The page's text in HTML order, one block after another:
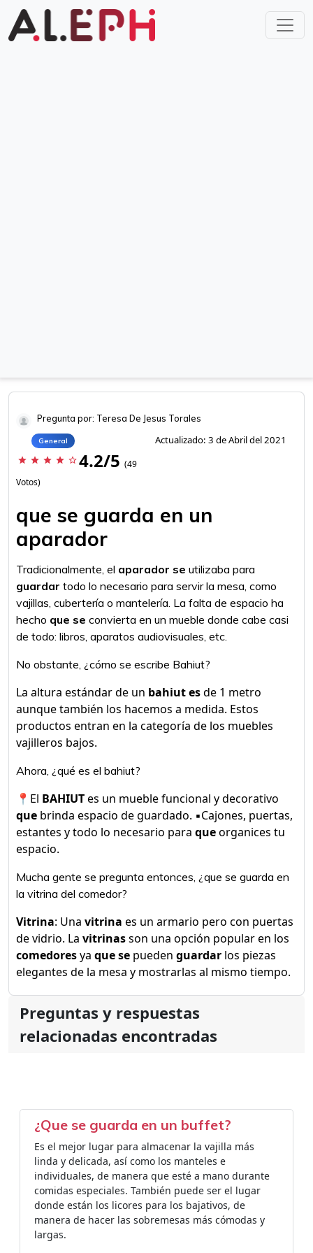
Pregunta por: Teresa De Jesus Torales
General Actualizado: 3 de Abril del 2021
star star star star star_border 4.2/5 (49
Votos)
que se guarda en un
aparador
Tradicionalmente, el aparador se utilizaba para
guardar todo lo necesario para servir la mesa, como
vajillas, cubertería o mantelería. La falta de espacio ha
hecho que se convierta en un mueble donde cabe casi
de todo: libros, aparatos audiovisuales, etc.
No obstante, ¿cómo se escribe Bahiut?
La altura estándar de un bahiut esde 1 metro
aunque también los hacemos a medida. Estos
productos entran en la categoría de los muebles
vajilleros bajos.
Ahora, ¿qué es el bahiut?
📍El BAHIUTes un mueble funcional y decorativo
que brinda espacio de guardado. ▪️Cajones, puertas,
estantes y todo lo necesario para queorganices tu
espacio.
Mucha gente se pregunta entonces, ¿que se guarda en
la vitrina del comedor?
Vitrina: Una vitrina es un armario pero con puertas
de vidrio. La vitrinasson una opción popular en los
comedoresya que se pueden guardar los piezas
elegantes de la mesa y mostrarlas al mismo tiempo.
Preguntas y respuestas
relacionadas encontradas
¿Que se guarda en un buffet?
Es el mejor lugar para almacenar la vajilla más
linda y delicada, así como los manteles e
individuales, de manera que esté a mano durante
comidas especiales. También puede ser el lugar
donde están los licores para los bajativos, de
manera de hacer las sobremesas más cómodas y
largas.